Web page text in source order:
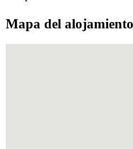
Mapa del alojamiento